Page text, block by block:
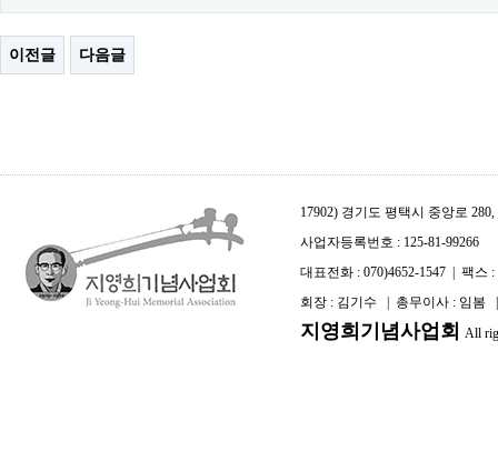
이전글 다음글
17902) 경기도 평택시 중앙로
사업자등록번호 : 125-81-99266
대표전화 : 070)4652-1547 | 팩스 :
회장 : 김기수 | 총무이사 : 임봄
지영희기념사업회 All